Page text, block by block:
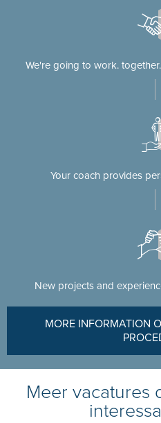
We're going to work.
Your coach provides
New projects and
MORE INFORMATION
Meer vacatures